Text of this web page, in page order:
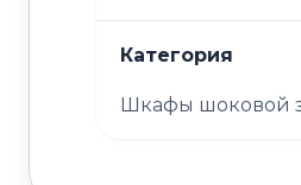
Категория
Шкафы шоковой